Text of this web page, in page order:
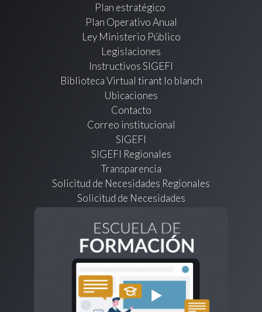
Plan estratégico
Plan Operativo Anual
Ley Ministerio Público
Legislaciones
Instructivos SIGEFI
Biblioteca Virtual tirant lo blanch
Ubicaciones
Contacto
Correo institucional
SIGEFI
SIGEFI Regionales
Transparencia
Solicitud de Necesidades Regionales
Solicitud de Necesidades